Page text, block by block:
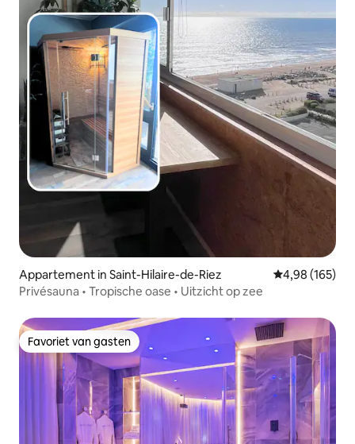
Appartement in Saint-Hilaire-de-Riez Gemiddelde
4,98 (165)
Privésauna • Tropische oase • Uitzicht op zee
Favoriet van gasten
Favoriet van gasten